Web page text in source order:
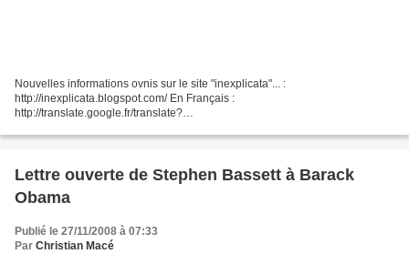
Nouvelles informations ovnis sur le site "inexplicata"... :
http://inexplicata.blogspot.com/ En Français :
http://translate.google.fr/translate?
-8
Lettre ouverte de Stephen Bassett à Barack
Obama
Publié le 27/11/2008 à 07:33
Par Christian Macé